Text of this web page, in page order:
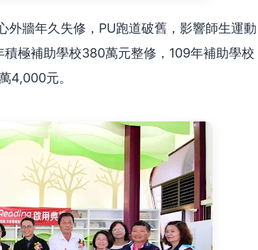
外牆年久失修，PU跑道破舊，影響師生運動
極補助學校380萬元整修，109年補助學校
4,000元。